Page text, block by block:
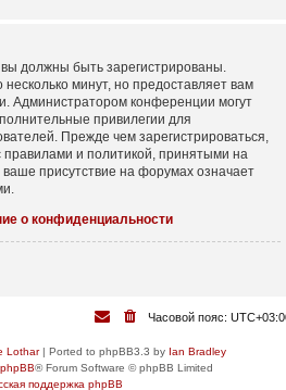
должны быть зарегистрированы.
несколько минут, но предоставляет вам
Администратором конференции могут
привилегии для
Прежде чем зарегистрироваться,
правилами и политикой, принятыми на
присутствие на форумах означает
о конфиденциальности
Часовой пояс:
Lothar| Ported to phpBB3.3 by Ian Bradley
phpBB® Forum Software © phpBB Limited
поддержка phpBB